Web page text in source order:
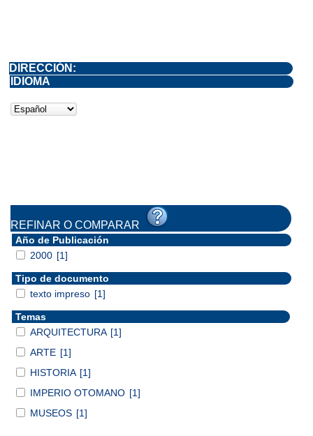
DIRECCIÓN:
IDIOMA
REFINAR O COMPARAR
Año de Publicación
2000 [1]
Tipo de documento
texto impreso [1]
Temas
ARQUITECTURA [1]
ARTE [1]
HISTORIA [1]
IMPERIO OTOMANO [1]
MUSEOS [1]